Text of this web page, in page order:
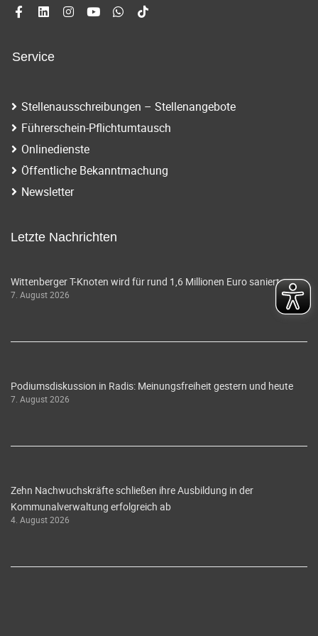
Service
Stellenausschreibungen – Stellenangebote
Führerschein-Pflichtumtausch
Onlinedienste
Öffentliche Bekanntmachung
Newsletter
Letzte Nachrichten
Wittenberger T-Knoten wird für rund 1,6 Millionen Euro saniert
7. August 2026
Podiumsdiskussion in Radis: Meinungsfreiheit gestern und heute
7. August 2026
Zehn Nachwuchskräfte schließen ihre Ausbildung in der
Kommunalverwaltung erfolgreich ab
4. August 2026